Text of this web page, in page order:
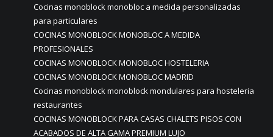
Cocinas monoblock monobloc a medida personalizadas
para particulares
COCINAS MONOBLOCK MONOBLOC A MEDIDA
PROFESIONALES
COCINAS MONOBLOCK MONOBLOC HOSTELERIA
COCINAS MONOBLOCK MONOBLOC MADRID
Cocinas monoblock monoblock mondulares para hosteleria
restaurantes
COCINAS MONOBLOCK PARA CASAS CHALETS PISOS CON
ACABADOS DE ALTA GAMA PREMIUM LUJO